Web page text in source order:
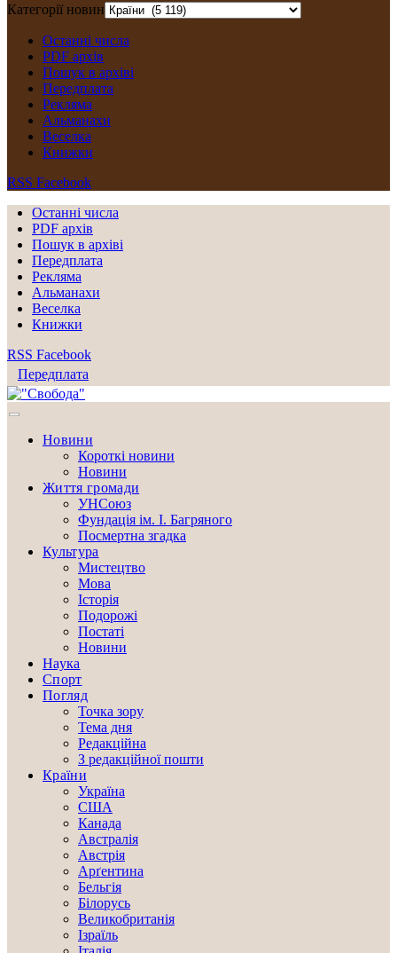
Категорії новин
Останні числа
PDF архів
Пошук в архіві
Передплата
Рекляма
Альманахи
Веселка
Книжки
RSS Facebook
Останні числа
PDF архів
Пошук в архіві
Передплата
Рекляма
Альманахи
Веселка
Книжки
RSS Facebook
Передплата
Новини
Короткі новини
Новини
Життя громади
УНСоюз
Фундація ім. І. Багряного
Посмертна згадка
Культура
Мистецтво
Мова
Історія
Подорожі
Постаті
Новини
Наука
Спорт
Погляд
Точка зору
Тема дня
Редакційна
З редакційної пошти
Країни
Україна
США
Канада
Австралія
Австрія
Арґентина
Бельгія
Білорусь
Великобританія
Ізраїль